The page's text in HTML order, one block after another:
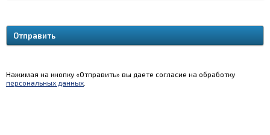
Нажимая на кнопку «Отправить» вы даете согласие на обработку
персональных данных